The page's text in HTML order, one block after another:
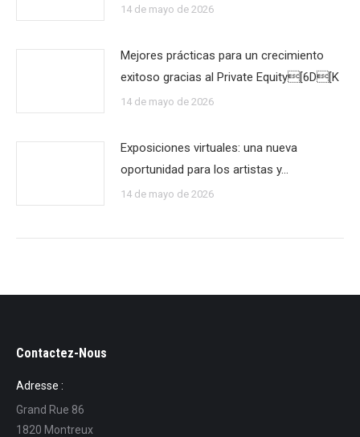
14 de mayo de 2026
Mejores prácticas para un crecimiento
exitoso gracias al Private Equity[6D[K
14 de mayo de 2026
Exposiciones virtuales: una nueva
oportunidad para los artistas y…
14 de mayo de 2026
Contactez-Nous
Adresse :
Grand Rue 86
1820 Montreux